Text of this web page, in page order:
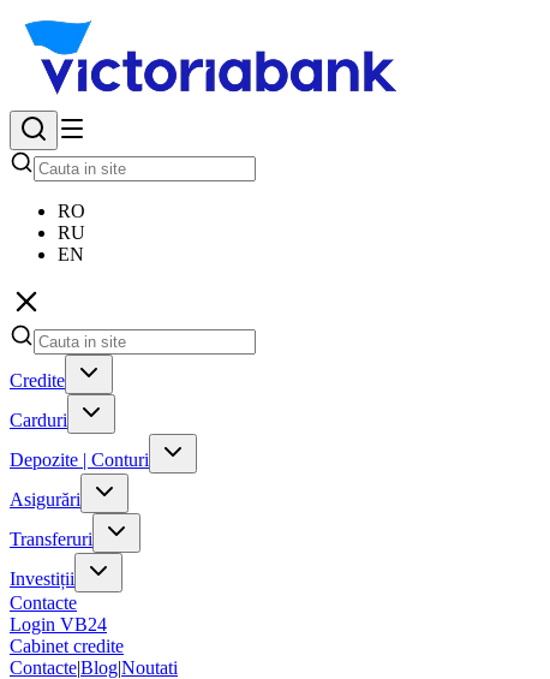
RO
RU
EN
Credite
Carduri
Depozite | Conturi
Asigurări
Transferuri
Investiții
Contacte
Login VB24
Cabinet credite
Contacte|Blog|Noutati